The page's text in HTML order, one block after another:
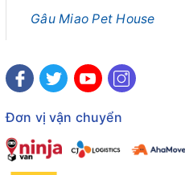
Gâu Miao Pet House
Đơn vị vận chuyển